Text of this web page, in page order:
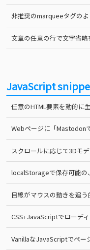
非推奨のmarqueeタグの
文章の任意の行で文字省
JavaScript
任意のHTML要素を動的に
Webページに「Mastodon
スクロールに応じて3Dモ
localStorageで保存可能の
目線がマウスの動きを追う
CSS+JavaScriptでローデ
VanillaなJavaScriptでペー